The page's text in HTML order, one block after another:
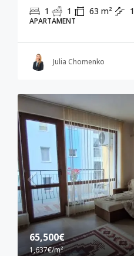
1 1 63 m² 1
APARTAMENT
Julia Chomenko
65,500€
1,637€/m²